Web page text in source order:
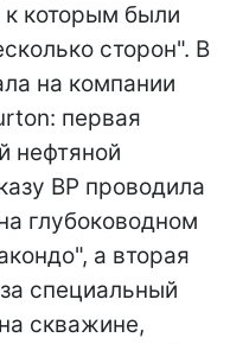
которым были
сторон". В
на компании
первая
нефтяной
BP проводила
глубоководном
а вторая
специальный
скважине,